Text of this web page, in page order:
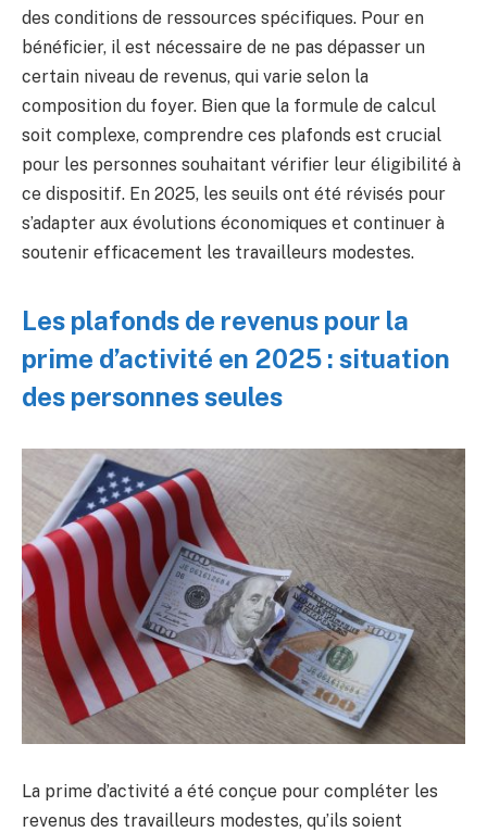
des conditions de ressources spécifiques. Pour en
bénéficier, il est nécessaire de ne pas dépasser un
certain niveau de revenus, qui varie selon la
composition du foyer. Bien que la formule de calcul
soit complexe, comprendre ces plafonds est crucial
pour les personnes souhaitant vérifier leur éligibilité à
ce dispositif. En 2025, les seuils ont été révisés pour
s’adapter aux évolutions économiques et continuer à
soutenir efficacement les travailleurs modestes.
Les plafonds de revenus pour la
prime d’activité en 2025 : situation
des personnes seules
La prime d’activité a été conçue pour compléter les
revenus des travailleurs modestes, qu’ils soient